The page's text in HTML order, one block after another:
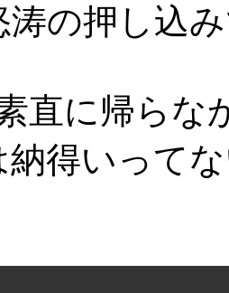
涛の押し込
直に帰らな
納得いって